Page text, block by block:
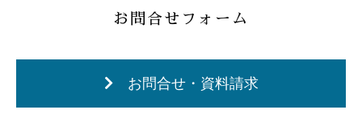
お問合せフォーム
お問合せ・資料請求